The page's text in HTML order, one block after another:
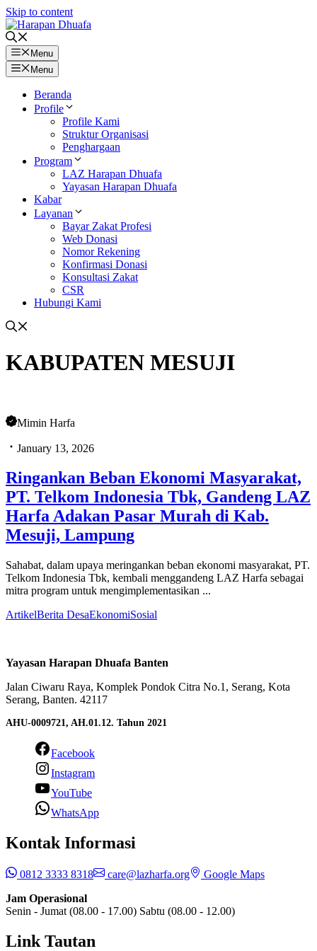
Skip to content
Menu
Menu
Beranda
Profile
Profile Kami
Struktur Organisasi
Penghargaan
Program
LAZ Harapan Dhuafa
Yayasan Harapan Dhuafa
Kabar
Layanan
Bayar Zakat Profesi
Web Donasi
Nomor Rekening
Konfirmasi Donasi
Konsultasi Zakat
CSR
Hubungi Kami
KABUPATEN MESUJI
Mimin Harfa
January 13, 2026
Ringankan Beban Ekonomi Masyarakat,
PT. Telkom Indonesia Tbk, Gandeng LAZ
Harfa Adakan Pasar Murah di Kab.
Mesuji, Lampung
Sahabat, dalam upaya meringankan beban ekonomi masyarakat, PT.
Telkom Indonesia Tbk, kembali menggandeng LAZ Harfa sebagai
mitra program untuk mengimplementasikan ...
ArtikelBerita DesaEkonomiSosial
Yayasan Harapan Dhuafa Banten
Jalan Ciwaru Raya, Komplek Pondok Citra No.1, Serang, Kota
Serang, Banten. 42117
AHU-0009721, AH.01.12. Tahun 2021
Facebook
Instagram
YouTube
WhatsApp
Kontak Informasi
0812 3333 8318 care@lazharfa.org
Google Maps
Jam Operasional
Senin - Jumat (08.00 - 17.00) Sabtu (08.00 - 12.00)
Link Tautan